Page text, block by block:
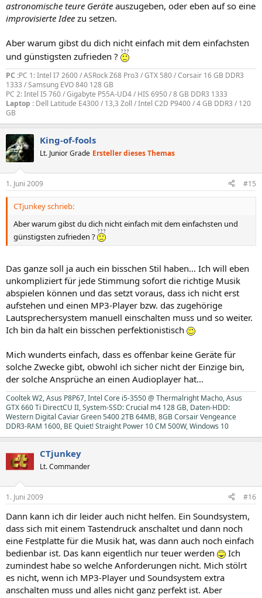
astronomische teure Geräte auszugeben, oder eben auf so eine
improvisierte Idee zu setzen.
Aber warum gibst du dich nicht einfach mit dem einfachsten
und günstigsten zufrieden ?
PC :PC 1: Intel I7 2600 / ASRock Z68 Pro3 / GTX 580 / Corsair 16 GB DDR3
1333 / Samsung EVO 840 128 GB
PC 2: Intel I5 760 / Gigabyte P55A-UD4 / HIS 6950 / 8 GB DDR3 1333
Laptop : Dell Latitude E4300 / 13,3 Zoll / Intel C2D P9400 / 4 GB DDR3 / 120
GB
King-of-fools
Lt. Junior Grade Ersteller dieses Themas
1. Juni 2009 #15
CTjunkey schrieb:
Aber warum gibst du dich nicht einfach mit dem einfachsten und
günstigsten zufrieden ?
Das ganze soll ja auch ein bisschen Stil haben... Ich will eben
unkompliziert für jede Stimmung sofort die richtige Musik
abspielen können und das setzt voraus, dass ich nicht erst
aufstehen und einen MP3-Player bzw. das zugehörige
Lautsprechersystem manuell einschalten muss und so weiter.
Ich bin da halt ein bisschen perfektionistisch
Mich wunderts einfach, dass es offenbar keine Geräte für
solche Zwecke gibt, obwohl ich sicher nicht der Einzige bin,
der solche Ansprüche an einen Audioplayer hat...
Cooltek W2, Asus P8P67, Intel Core i5-3550 @ Thermalright Macho, Asus
GTX 660 Ti DirectCU II, System-SSD: Crucial m4 128 GB, Daten-HDD:
Western Digital Caviar Green 5400 2TB 64MB, 8GB Corsair Vengeance
DDR3-RAM 1600, BE Quiet! Straight Power 10 CM 500W, Windows 10
CTjunkey
Lt. Commander
1. Juni 2009 #16
Dann kann ich dir leider auch nicht helfen. Ein Soundsystem,
dass sich mit einem Tastendruck anschaltet und dann noch
eine Festplatte für die Musik hat, was dann auch noch einfach
bedienbar ist. Das kann eigentlich nur teuer werden
Ich
zumindest habe so welche Anforderungen nicht. Mich stölrt
es nicht, wenn ich MP3-Player und Soundsystem extra
anschalten muss und alles nicht ganz perfekt ist. Aber